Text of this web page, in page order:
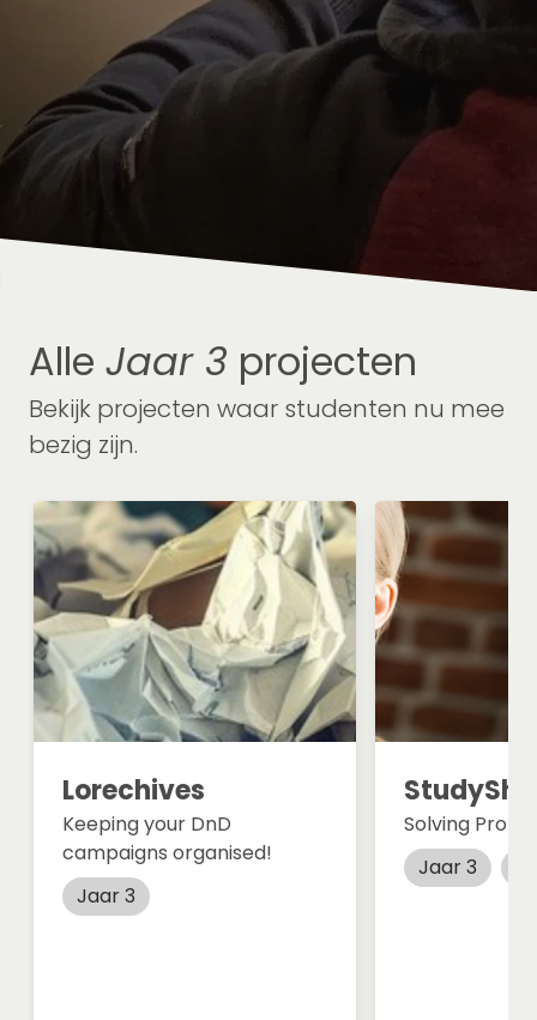
Alle Jaar 3 projecten
Bekijk projecten waar studenten nu mee
bezig zijn.
Lorechives
Keeping your DnD
campaigns organised!
Jaar 3
Solving
Jaar 3